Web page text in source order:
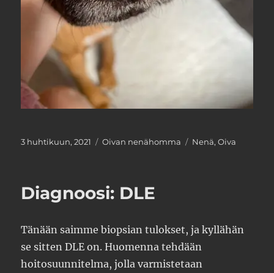
Julkaistu
3 huhtikuun, 2021 Kategoriat
Oivan nenähomma Avainsanat
Nenä,Oiva
Diagnoosi: DLE
Tänään saimme biopsian tulokset, ja kyllähän
se sitten DLE on. Huomenna tehdään
hoitosuunnitelma, jolla varmistetaan